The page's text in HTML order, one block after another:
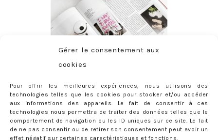
Gérer le consentement aux
cookies
Pour offrir les meilleures expériences, nous utilisons des
technologies telles que les cookies pour stocker et/ou accéder
aux informations des appareils. Le fait de consentir à ces
technologies nous permettra de traiter des données telles que le
comportement de navigation ou les ID uniques sur ce site. Le fait
de ne pas consentir ou de retirer son consentement peut avoir un
effet négatif sur certaines caractéristiques et fonctions.